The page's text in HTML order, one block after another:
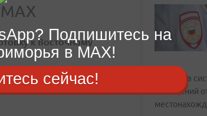
к Восточному
бесперебойной работы
форума
За июль в
сообщений
Подпишитесь на
в MAX!
сейчас!